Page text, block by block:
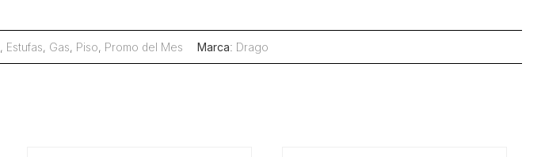
, Estufas, Gas, Piso, Promo del Mes Marca: Drago